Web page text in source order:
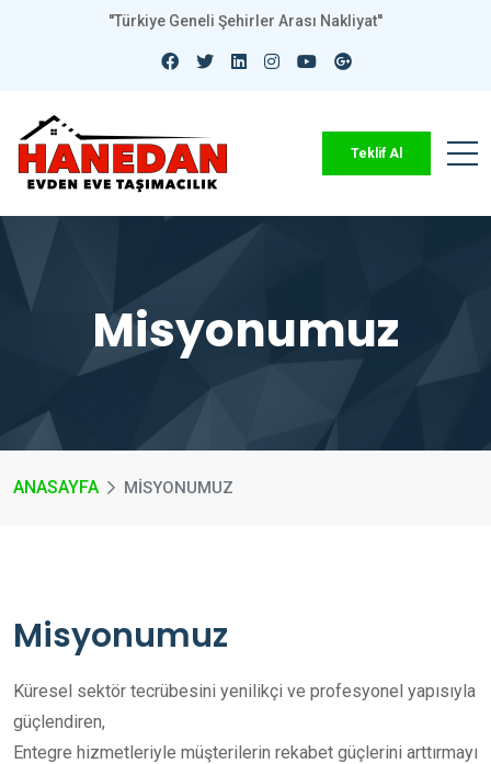
''Türkiye Geneli Şehirler Arası Nakliyat''
Teklif Al
Misyonumuz
ANASAYFA MISYONUMUZ
Misyonumuz
Küresel sektör tecrübesini yenilikçi ve profesyonel yapısıyla
güçlendiren,
Entegre hizmetleriyle müşterilerin rekabet güçlerini arttırmayı